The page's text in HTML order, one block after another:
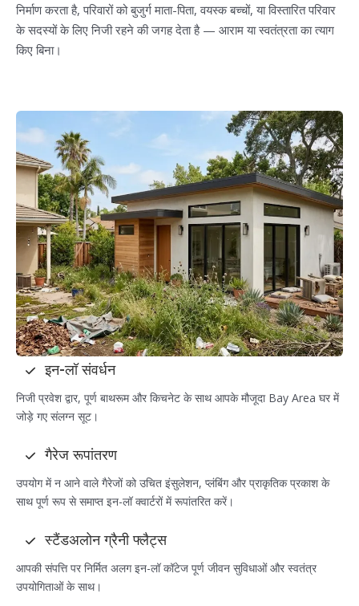
निर्माण करता है, परिवारों को बुजुर्ग माता-पिता, वयस्क बच्चों, या विस्तारित परिवार
के सदस्यों के लिए निजी रहने की जगह देता है — आराम या स्वतंत्रता का त्याग
किए बिना।
इन-लॉ संवर्धन
निजी प्रवेश द्वार, पूर्ण बाथरूम और किचनेट के साथ आपके मौजूदा Bay Area घर में
जोड़े गए संलग्न सूट।
गैरेज रूपांतरण
उपयोग में न आने वाले गैरेजों को उचित इंसुलेशन, प्लंबिंग और प्राकृतिक प्रकाश के
साथ पूर्ण रूप से समाप्त इन-लॉ क्वार्टरों में रूपांतरित करें।
स्टैंडअलोन ग्रैनी फ्लैट्स
आपकी संपत्ति पर निर्मित अलग इन-लॉ कॉटेज पूर्ण जीवन सुविधाओं और स्वतंत्र
उपयोगिताओं के साथ।